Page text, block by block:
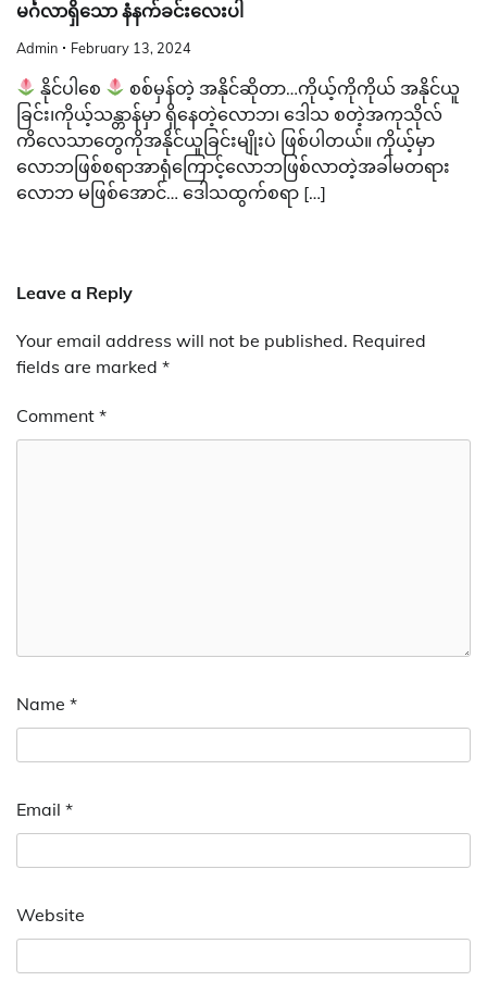
မင်္ဂလာရှိသော နံနက်ခင်းလေးပါ
Admin February 13, 2024
နိုင်ပါစေ
စစ်မှန်တဲ့ အနိုင်ဆိုတာ…ကိုယ့်ကိုကိုယ် အနိုင်ယူ
ခြင်း၊ကိုယ့်သန္တာန်မှာ ရှိနေတဲ့လောဘ၊ ဒေါသ စတဲ့အကုသိုလ်
ကိလေသာတွေကိုအနိုင်ယူခြင်းမျိုးပဲ ဖြစ်ပါတယ်။ ကိုယ့်မှာ
လောဘဖြစ်စရာအာရုံကြောင့်လောဘဖြစ်လာတဲ့အခါမတရား
လောဘ မဖြစ်အောင်… ဒေါသထွက်စရာ […]
Leave a Reply
Your email address will not be published. Required
fields are marked *
Comment *
Name *
Email *
Website